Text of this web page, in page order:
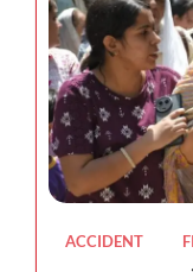
ACCIDENT